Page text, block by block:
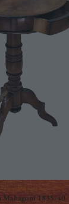
Mahagoni 1835/40